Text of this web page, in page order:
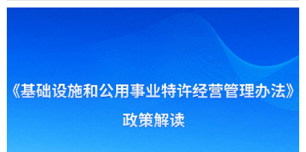
资格考试